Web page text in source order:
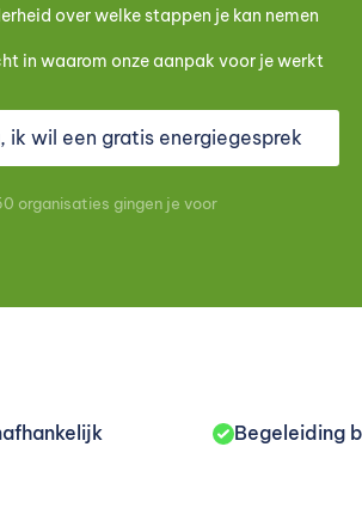
over welke stappen je kan nemen
in waarom onze aanpak voor je werkt
ik wil een gratis energiegesprek
organisaties gingen je voor
Begeleiding